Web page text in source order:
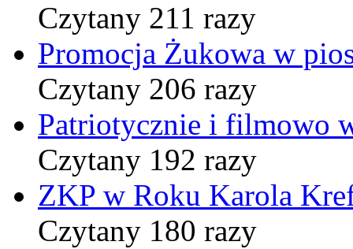
Czytany 211 razy
Promocja Żukowa w
Czytany 206 razy
Patriotycznie i filmowo
Czytany 192 razy
ZKP w Roku Karola
Czytany 180 razy